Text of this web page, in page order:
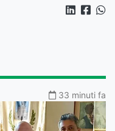
33 minuti fa